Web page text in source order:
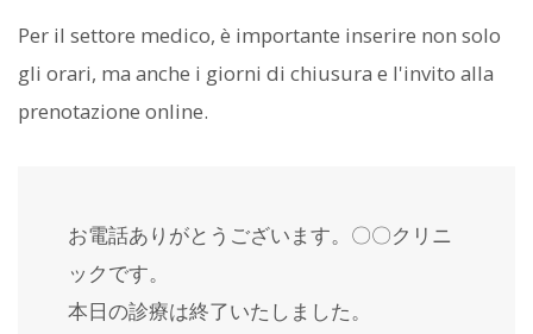
Per il settore medico, è importante inserire non solo
gli orari, ma anche i giorni di chiusura e l'invito alla
prenotazione online.
お電話ありがとうございます。〇〇クリニ
ックです。
本日の診療は終了いたしました。